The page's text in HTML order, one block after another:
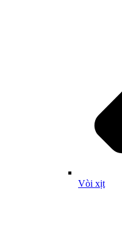
Vòi xịt